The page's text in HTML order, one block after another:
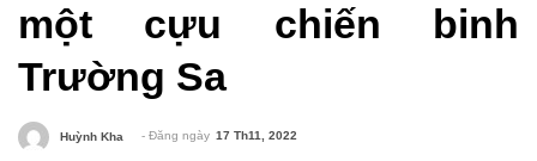
một cựu chiến binh
Trường Sa
Huỳnh Kha - Đăng ngày 17 Th11, 2022